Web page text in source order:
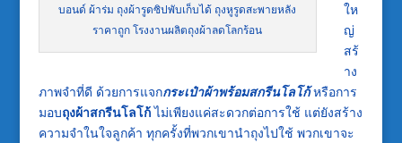
บอนด์ ผ้าร่ม ถุงผ้ารูดซิปพับเก็บได้ ถุงหูรูดสะพายหลัง
ราคาถูก โรงงานผลิตถุงผ้าลดโลกร้อน
ให
ญ่
สร้
าง
ภาพจำที่ดี ด้วยการแจกกระเป๋าผ้าพร้อมสกรีนโลโก้หรือการ
มอบถุงผ้าสกรีนโลโก้ไม่เพียงแค่สะดวกต่อการใช้ แต่ยังสร้าง
ความจำในใจลูกค้า ทุกครั้งที่พวกเขานำถุงไปใช้ พวกเขาจะ